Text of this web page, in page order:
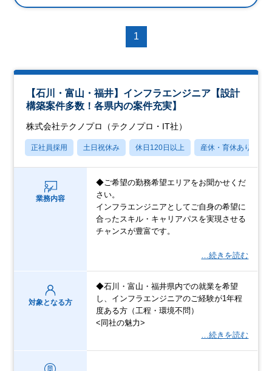
1
【石川・富山・福井】インフラエンジニア【設計
構築案件多数！各県内の案件充実】
株式会社テクノプロ（テクノプロ・IT社）
正社員採用 土日祝休み 休日120日以上 産休・育休あり
業務内容
◆ご希望の勤務希望エリアをお聞かせくだ
さい。
インフラエンジニアとしてご自身の希望に
合ったスキル・キャリアパスを実現させる
チャンスが豊富です。
…続きを読む
対象となる方
◆石川・富山・福井県内での就業を希望
し、インフラエンジニアのご経験が1年程
度ある方（工程・環境不問）
<同社の魅力>
…続きを読む